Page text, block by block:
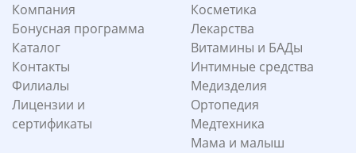
Компания
Бонусная программа
Каталог
Контакты
Филиалы
Лицензии и
сертификаты
Косметика
Лекарства
Витамины и БАДы
Интимные средства
Медизделия
Ортопедия
Медтехника
Мама и малыш